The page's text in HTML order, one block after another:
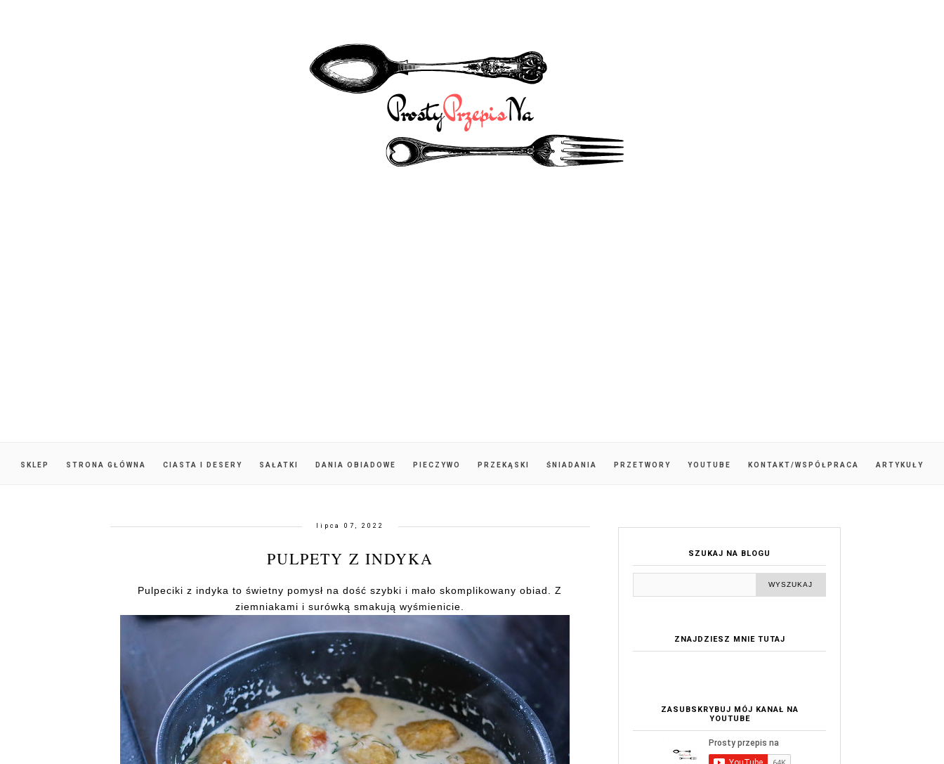
SKLEP STRONA GŁÓWNA CIASTA I DESERY SAŁATKI DANIA OBIADOWE PIECZYWO PRZEKĄSKI ŚNIADANIA PRZETWORY YOUTUBE KONTAKT/WSPÓŁPRACA ARTYKUŁY
lipca 07, 2022
PULPETY Z INDYKA
Pulpeciki z indyka to świetny pomysł na dość szybki i mało skomplikowany obiad. Z
ziemniakami i surówką smakują wyśmienicie.
SZUKAJ NA BLOGU
ZNAJDZIESZ MNIE TUTAJ
ZASUBSKRYBUJ MÓJ KANAŁ NA
YOUTUBE